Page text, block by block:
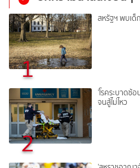
1
สหรัฐฯ พบเด็
2
'โรคระบาดซ้
จนสู้ไม่ไหว